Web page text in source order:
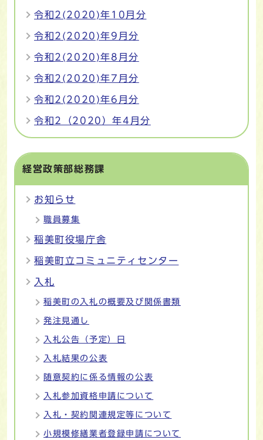
令和2(2020)年10月分
令和2(2020)年9月分
令和2(2020)年8月分
令和2(2020)年7月分
令和2(2020)年6月分
令和2（2020）年4月分
経営政策部総務課
お知らせ
職員募集
稲美町役場庁舎
稲美町立コミュニティセンター
入札
稲美町の入札の概要及び関係書類
発注見通し
入札公告（予定）日
入札結果の公表
随意契約に係る情報の公表
入札参加資格申請について
入札・契約関連規定等について
小規模修繕業者登録申請について